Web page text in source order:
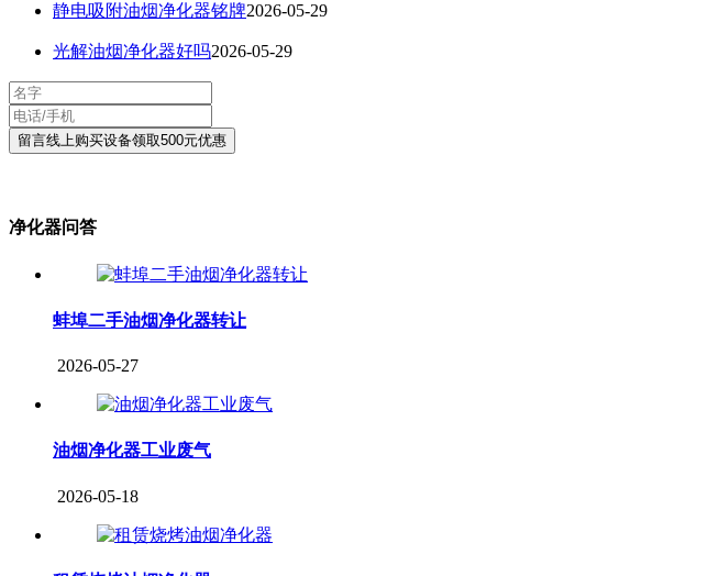
静电吸附油烟净化器铭牌2026-05-29
光解油烟净化器好吗2026-05-29
净化器问答
蚌埠二手油烟净化器转让
2026-05-27
油烟净化器工业废气
2026-05-18